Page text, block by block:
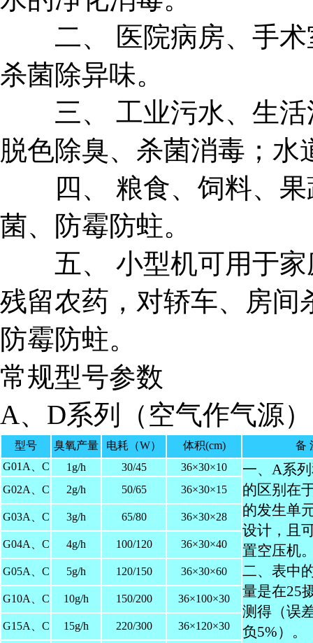
二、 医院病房、手术
杀菌除异味。
三、 工业污水、生活
脱色除臭、杀菌消毒；水
四、 粮食、饲料、果
菌、防霉防蛀。
五、 小型机可用于家
残留农药，对轿车、房间
防霉防蛀。
常规型号参数
A、D系列（空气作气源）
型号 臭氧产量 电耗（W） 体积(cm)
备
G01A、C
1g/h 30/45 36×30×10
一、A系
的区别在
的发生单
设计，且
置空压机
二、表中
量是在25
测得（误
负5%）。
G02A、C 2g/h 50/65 36×30×15
G03A、C 3g/h 65/80 36×30×28
G04A、C 4g/h 100/120 36×30×40
G05A、C 5g/h 120/150 36×30×60
G10A、C 10g/h 150/200 36×100×30
G15A、C 15g/h 220/300 36×120×30